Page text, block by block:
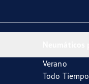
Verano
Todo Tiempo